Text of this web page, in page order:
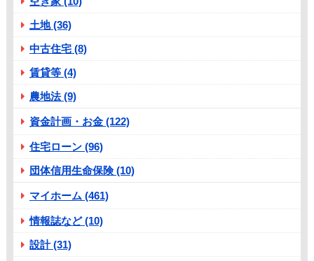
土地 (36)
中古住宅 (8)
賃貸等 (4)
農地法 (9)
資金計画・お金 (122)
住宅ローン (96)
団体信用生命保険 (10)
マイホーム (461)
情報誌など (10)
設計 (31)